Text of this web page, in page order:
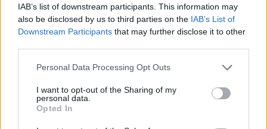
IAB’s list of downstream participants. This information may
also be disclosed by us to third parties on the IAB’s List of
Downstream Participants that may further disclose it to other
Please note that this website/app uses one or more Google
not limited to your visit or usage behaviour. You may click to
grant or deny consent to Google and its third-party tags to
use your data for below specified purposes in below Google
consent section.
Personal Data Processing Opt Outs
I want to opt-out of the Sharing of my
personal data.
Opted In